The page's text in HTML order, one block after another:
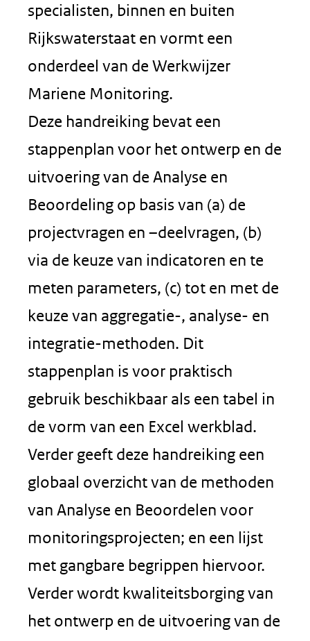
specialisten, binnen en buiten
Rijkswaterstaat en vormt een
onderdeel van de Werkwijzer
Mariene Monitoring.
Deze handreiking bevat een
stappenplan voor het ontwerp en de
uitvoering van de Analyse en
Beoordeling op basis van (a) de
projectvragen en –deelvragen, (b)
via de keuze van indicatoren en te
meten parameters, (c) tot en met de
keuze van aggregatie-, analyse- en
integratie-methoden. Dit
stappenplan is voor praktisch
gebruik beschikbaar als een tabel in
de vorm van een Excel werkblad.
Verder geeft deze handreiking een
globaal overzicht van de methoden
van Analyse en Beoordelen voor
monitoringsprojecten; en een lijst
met gangbare begrippen hiervoor.
Verder wordt kwaliteitsborging van
het ontwerp en de uitvoering van de